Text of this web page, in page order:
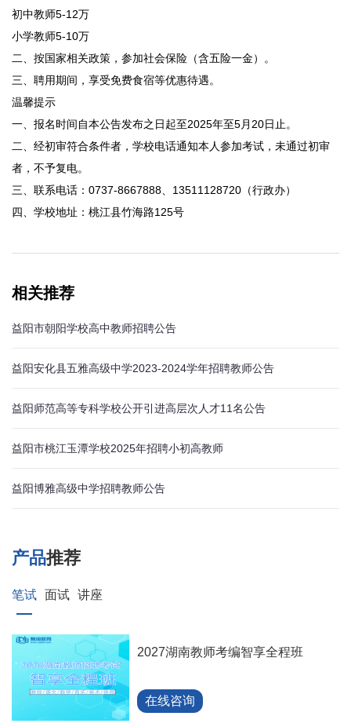
初中教师5-12万
小学教师5-10万
二、按国家相关政策，参加社会保险（含五险一金）。
三、聘用期间，享受免费食宿等优惠待遇。
温馨提示
一、报名时间自本公告发布之日起至2025年至5月20日止。
二、经初审符合条件者，学校电话通知本人参加考试，未通过初审
者，不予复电。
三、联系电话：0737-8667888、13511128720（行政办）
四、学校地址：桃江县竹海路125号
相关推荐
益阳市朝阳学校高中教师招聘公告
益阳安化县五雅高级中学2023-2024学年招聘教师公告
益阳师范高等专科学校公开引进高层次人才11名公告
益阳市桃江玉潭学校2025年招聘小初高教师
益阳博雅高级中学招聘教师公告
产品推荐
笔试 面试 讲座
2027湖南教师考编智享全程班
在线咨询